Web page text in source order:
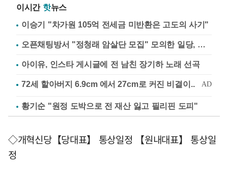
이시간 핫뉴스
이승기 "차가원 105억 전세금 미반환은 고도의 사기"
오픈채팅방서 "정청래 암살단 모집" 모의한 일당, 불구속 송치
아이유, 인스타 게시글에 전 남친 장기하 노래 선곡
황기순 "원정 도박으로 전 재산 잃고 필리핀 도피"
◇개혁신당【당대표】 통상일정 【원내대표】 통상일
정